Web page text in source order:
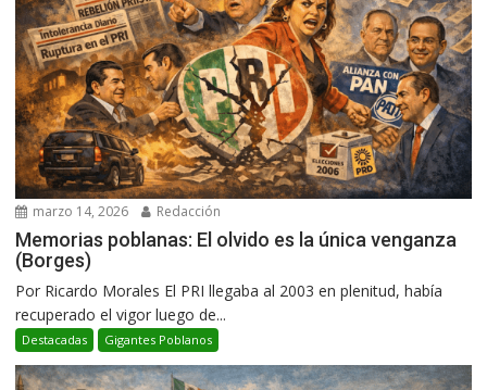
marzo 14, 2026 Redacción
Memorias poblanas: El olvido es la única venganza
(Borges)
Por Ricardo Morales El PRI llegaba al 2003 en plenitud, había
recuperado el vigor luego de...
Destacadas Gigantes Poblanos